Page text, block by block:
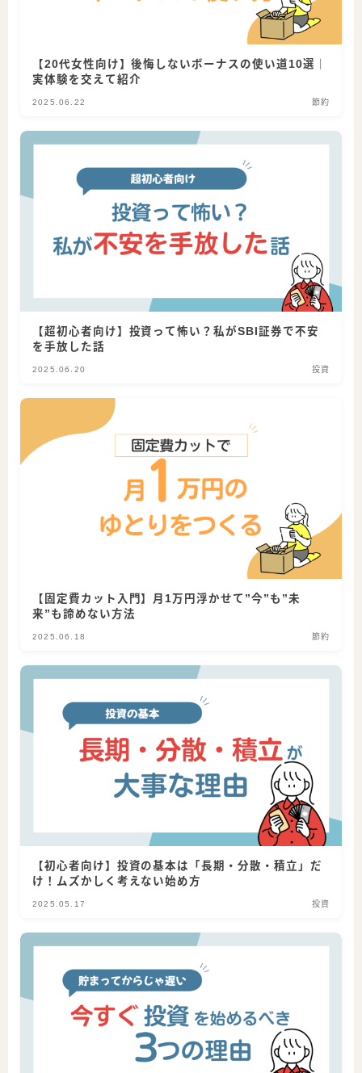
【20代女性向け】後悔しないボーナスの使い道10選｜
実体験を交えて紹介
2025.06.22 節約
【超初心者向け】投資って怖い？私がSBI証券で不安
を手放した話
2025.06.20 投資
【固定費カット入門】月1万円浮かせて”今”も”未
来”も諦めない方法
2025.06.18 節約
【初心者向け】投資の基本は「長期・分散・積立」だ
け！ムズかしく考えない始め方
2025.05.17 投資